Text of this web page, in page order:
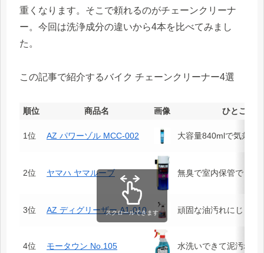
重くなります。そこで頼れるのがチェーンクリーナ
ー。今回は洗浄成分の違いから4本を比べてみまし
た。
この記事で紹介するバイク チェーンクリーナー4選
順位 商品名 画像 ひとこと
1位 AZ パワーゾル MCC-002 大容量840mlで気兼ね
2位 ヤマハ ヤマルーブ 無臭で室内保管でも扱
3位 AZ ディグリーザー A1-010 頑固な油汚れにじっく
4位 モータウン No.105 水洗いできて泥汚れに
スクロールできます